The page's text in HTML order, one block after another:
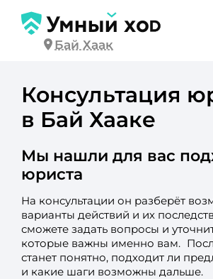
Бай Хаак
Консультация
в Бай Хааке
Мы нашли для вас
юриста
На консультации он разберёт
варианты действий и их
сможете задать вопросы и
которые важны именно вам.
станет понятно, подходит ли
и какие шаги возможны дальше.